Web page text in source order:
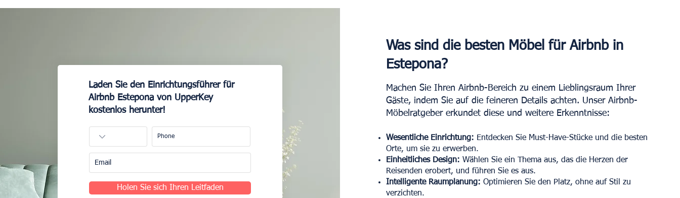
Laden Sie den Einrichtungsführer für
Airbnb Estepona von UpperKey
kostenlos herunter!
Holen Sie sich Ihren Leitfaden
Was sind die besten Möbel für Airbnb in
Estepona?
Machen Sie Ihren Airbnb-Bereich zu einem Lieblingsraum Ihrer
Gäste, indem Sie auf die feineren Details achten. Unser Airbnb-
Möbelratgeber erkundet diese und weitere Erkenntnisse:
Wesentliche Einrichtung: Entdecken Sie Must-Have-Stücke und die besten
Orte, um sie zu erwerben.
Einheitliches Design: Wählen Sie ein Thema aus, das die Herzen der
Reisenden erobert, und führen Sie es aus.
Intelligente Raumplanung: Optimieren Sie den Platz, ohne auf Stil zu
verzichten.